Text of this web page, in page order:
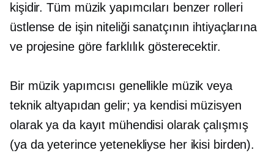
kişidir. Tüm müzik yapımcıları benzer rolleri
üstlense de işin niteliği sanatçının ihtiyaçlarına
ve projesine göre farklılık gösterecektir.
Bir müzik yapımcısı genellikle müzik veya
teknik altyapıdan gelir; ya kendisi müzisyen
olarak ya da kayıt mühendisi olarak çalışmış
(ya da yeterince yetenekliyse her ikisi birden).